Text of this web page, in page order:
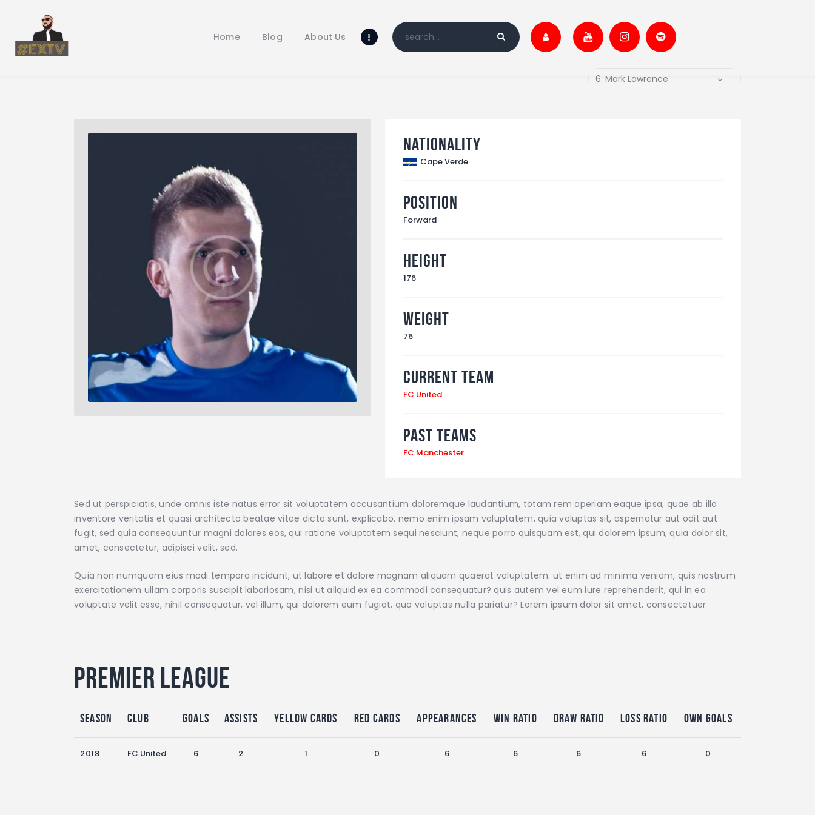
Home Blog About Us
Blog
Nationality
Cape Verde
Position
Forward
Height
176
Weight
76
Current Team
FC United
Past Teams
FC Manchester
Sed ut perspiciatis, unde omnis iste natus error sit voluptatem accusantium doloremque laudantium, totam rem aperiam eaque ipsa, quae ab illo
inventore veritatis et quasi architecto beatae vitae dicta sunt, explicabo. nemo enim ipsam voluptatem, quia voluptas sit, aspernatur aut odit aut
fugit, sed quia consequuntur magni dolores eos, qui ratione voluptatem sequi nesciunt, neque porro quisquam est, qui dolorem ipsum, quia dolor sit,
amet, consectetur, adipisci velit, sed.
Quia non numquam eius modi tempora incidunt, ut labore et dolore magnam aliquam quaerat voluptatem. ut enim ad minima veniam, quis nostrum
exercitationem ullam corporis suscipit laboriosam, nisi ut aliquid ex ea commodi consequatur? quis autem vel eum iure reprehenderit, qui in ea
voluptate velit esse, nihil consequatur, vel illum, qui dolorem eum fugiat, quo voluptas nulla pariatur? Lorem ipsum dolor sit amet, consectetuer
Premier League
Season Club Goals Assists Yellow Cards Red Cards Appearances Win Ratio Draw Ratio Loss Ratio Own Goals
2018 FC United 6 2 1 0 6 6 6 6 0